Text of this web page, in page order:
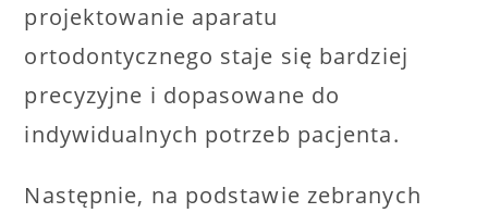
projektowanie aparatu
ortodontycznego staje się bardziej
precyzyjne i dopasowane do
indywidualnych potrzeb pacjenta.
Następnie, na podstawie zebranych